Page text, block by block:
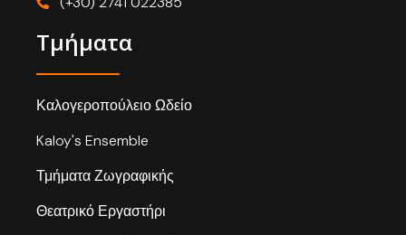
Τμήματα
Καλογεροπούλειο Ωδείο
Kaloy's Ensemble
Τμήματα Ζωγραφικής
Θεατρικό Εργαστήρι